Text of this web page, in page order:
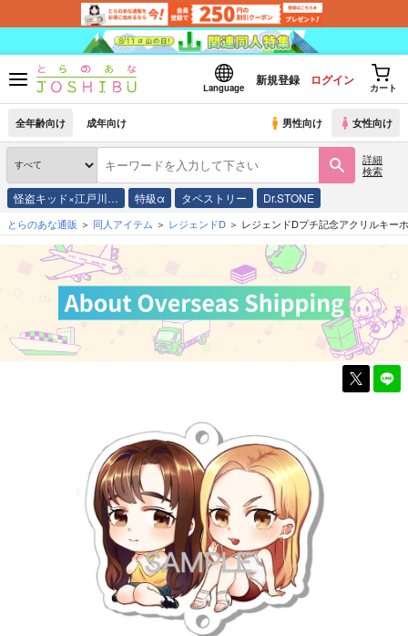
Language
新規登録 ログイン
カート
全年齢向け 成年向け 男性向け 女性向け
詳細
検索
怪盗キッド×江戸川… 特級α タペストリー Dr.STONE
とらのあな通販 同人アイテム レジェンドD レジェンドDプチ記念アクリルキー